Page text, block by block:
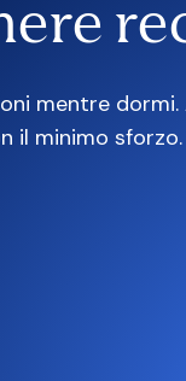
mentre
il minimo